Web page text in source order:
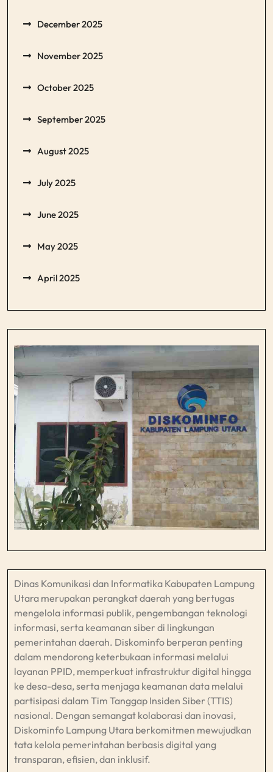
December 2025
November 2025
October 2025
September 2025
August 2025
July 2025
June 2025
May 2025
April 2025
Dinas Komunikasi dan Informatika Kabupaten Lampung
Utara merupakan perangkat daerah yang bertugas
mengelola informasi publik, pengembangan teknologi
informasi, serta keamanan siber di lingkungan
pemerintahan daerah. Diskominfo berperan penting
dalam mendorong keterbukaan informasi melalui
layanan PPID, memperkuat infrastruktur digital hingga
ke desa-desa, serta menjaga keamanan data melalui
partisipasi dalam Tim Tanggap Insiden Siber (TTIS)
nasional. Dengan semangat kolaborasi dan inovasi,
Diskominfo Lampung Utara berkomitmen mewujudkan
tata kelola pemerintahan berbasis digital yang
transparan, efisien, dan inklusif.​